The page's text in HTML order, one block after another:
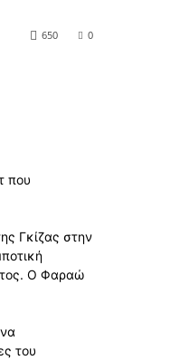
0
650
που
Γκίζας στην
Ο Φαραώ
του